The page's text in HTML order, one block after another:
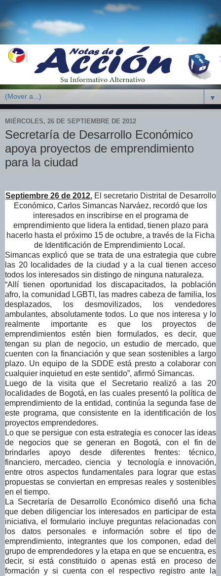
▼
MIÉRCOLES, 26 DE SEPTIEMBRE DE 2012
Secretaría de Desarrollo Económico
apoya proyectos de emprendimiento
para la ciudad
Septiembre 26 de 2012. El secretario Distrital de Desarrollo
Económico, Carlos Simancas Narváez, recordó que los
interesados en inscribirse en el programa de
emprendimiento que lidera la entidad, tienen plazo para
hacerlo hasta el próximo 15 de octubre, a través de la Ficha
de Identificación de Emprendimiento Local.
Simancas explicó que se trata de una estrategia que cubre
las 20 localidades de la ciudad y a la cual tienen acceso
todos los interesados sin distingo de ninguna naturaleza.
“Allí tienen oportunidad los discapacitados, la población
afro, la comunidad LGBTI, las madres cabeza de familia, los
desplazados, los desmovilizados, los vendedores
ambulantes, absolutamente todos. Lo que nos interesa y lo
realmente importante es que los proyectos de
emprendimientos estén bien formulados, es decir, que
tengan su plan de negocio, un estudio de mercado, que
cuenten con la financiación y que sean sostenibles a largo
plazo. Un equipo de la SDDE está presto a colaborar con
cualquier inquietud en este sentido”, afirmó Simancas.
Luego de la visita que el Secretario realizó a las 20
localidades de Bogotá, en las cuales presentó la política de
emprendimiento de la entidad, continúa la segunda fase de
este programa, que consistente en la identificación de los
proyectos emprendedores.
Lo que se persigue con esta estrategia es conocer las ideas
de negocios que se generan en Bogotá, con el fin de
brindarles apoyo desde diferentes frentes: técnico,
financiero, mercadeo, ciencia y tecnología e innovación,
entre otros aspectos fundamentales para lograr que estas
propuestas se conviertan en empresas reales y sostenibles
en el tiempo.
La Secretaría de Desarrollo Económico diseñó una ficha
que deben diligenciar los interesados en participar de esta
iniciativa, el formulario incluye preguntas relacionadas con
los datos personales e información sobre el tipo de
emprendimiento, integrantes que los componen, edad del
grupo de emprendedores y la etapa en que se encuentra, es
decir, si está constituido o apenas está en proceso de
formación y si cuenta con el respectivo registro ante la